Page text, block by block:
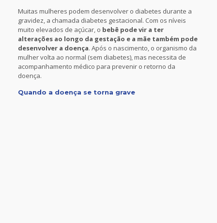
Muitas mulheres podem desenvolver o diabetes durante a
gravidez, a chamada diabetes gestacional. Com os níveis
muito elevados de açúcar, o bebê pode vir a ter
alterações ao longo da gestação e a mãe também pode
desenvolver a doença. Após o nascimento, o organismo da
mulher volta ao normal (sem diabetes), mas necessita de
acompanhamento médico para prevenir o retorno da
doença.
Quando a doença se torna grave